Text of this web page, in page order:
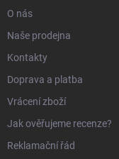
O nás
Naše prodejna
Kontakty
Doprava a platba
Vrácení zboží
Jak ověřujeme recenze?
Reklamační řád